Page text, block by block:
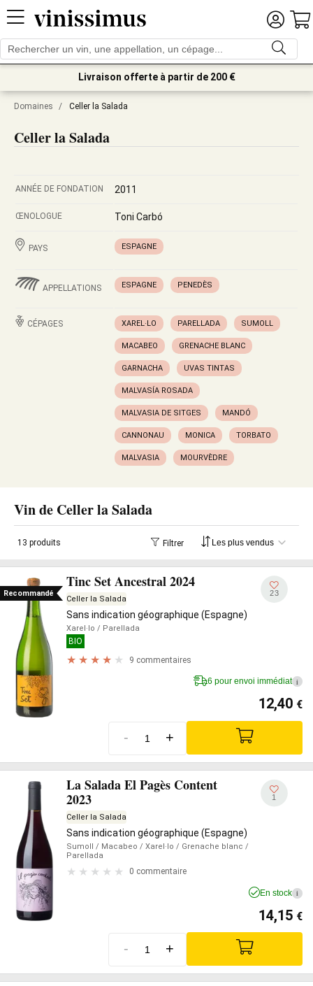
Livraison offerte à partir de 200 €
Domaines / Celler la Salada
Celler la Salada
ANNÉE DE FONDATION 2011
ŒNOLOGUE Toni Carbó
PAYS ESPAGNE
APPELLATIONS ESPAGNE PENEDÈS
CÉPAGES XAREL·LO PARELLADA SUMOLL
MACABEO GRENACHE BLANC
GARNACHA UVAS TINTAS
MALVASÍA ROSADA
MALVASIA DE SITGES MANDÓ
CANNONAU MONICA TORBATO
MALVASIA MOURVÈDRE
Vin de Celler la Salada
13 produits Filtrer
Recommandé
Tinc Set Ancestral 2024
Celler la Salada
Sans indication géographique (Espagne)
Xarel·lo / Parellada
BIO
9 commentaires
23
6 pour envoi immédiat i
12,40 €
- +
La Salada El Pagès Content
2023
Celler la Salada
Sans indication géographique (Espagne)
Sumoll / Macabeo / Xarel·lo / Grenache blanc /
Parellada
0 commentaire
1
En stock i
14,15 €
- +